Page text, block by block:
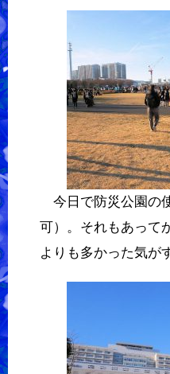
今日で防災公園の
可）。それもあって
よりも多かった気が